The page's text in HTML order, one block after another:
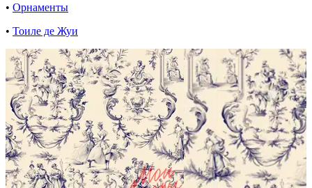
• Орнаменты
• Тоиле де Жуи